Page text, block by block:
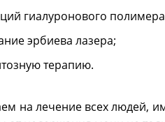
гиалуронового
эрбиева лазера;
терапию.
на лечение всех людей,